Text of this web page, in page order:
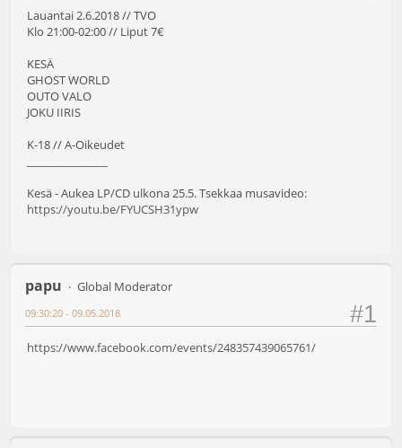
Lauantai 2.6.2018 // TVO
Klo 21:00-02:00 // Liput 7€
KESÄ
GHOST WORLD
OUTO VALO
JOKU IIRIS
K-18 // A-Oikeudet
Kesä - Aukea LP/CD ulkona 25.5. Tsekkaa musavideo:
https://youtu.be/FYUCSH31ypw
papu Global Moderator
#1
09:30:20 - 09.05.2018
https://www.facebook.com/events/248357439065761/